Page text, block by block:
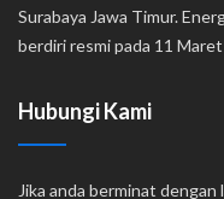
Surabaya Jawa Timur.
berdiri resmi pada 11
Hubungi Kami
Jika anda berminat dengan